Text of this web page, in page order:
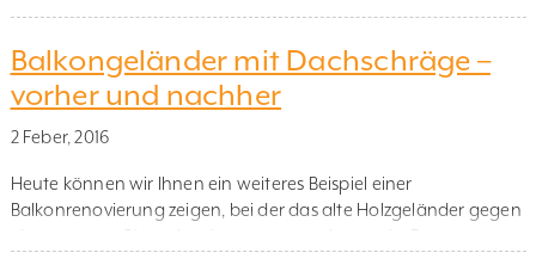
Pfostenhaltern montiertes Edelstahlgeländer ersetzt, das mit
einer Füllung aus Klarglasscheiben und mit einem Holz-
Handlauf aus Jatoba versehen […]
Balkongeländer mit Dachschräge –
vorher und nachher
2 Feber, 2016
Heute können wir Ihnen ein weiteres Beispiel einer
Balkonrenovierung zeigen, bei der das alte Holzgeländer gegen